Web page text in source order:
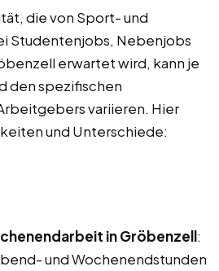
die von Sport- und
Studentenjobs, Nebenjobs
erwartet wird, kann je
den spezifischen
variieren. Hier
und Unterschiede:
in Gröbenzell:
und Wochenendstunden